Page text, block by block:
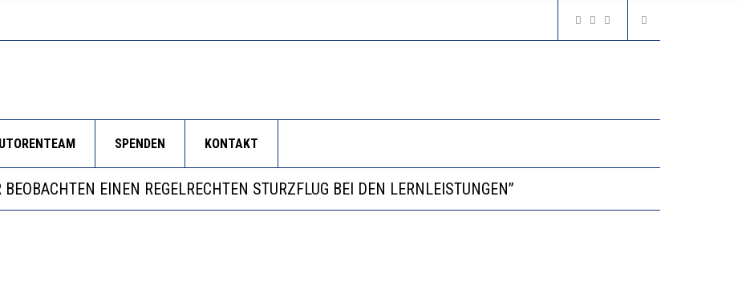
SPENDEN KONTAKT
MEHR EVIDENZ UND WILL WISSEN, WAS ALL DIE INVESTITIONEN BRINGEN
WÄCHST, WAS KINDER TRÄGT
BEOBACHTEN EINEN REGELRECHTEN STURZFLUG BEI DEN LERNLEISTUNGEN”
HARMONISIERUNG IM SCHULWESEN VERRINGERT DAS INNOVATIONSPOTENZIAL